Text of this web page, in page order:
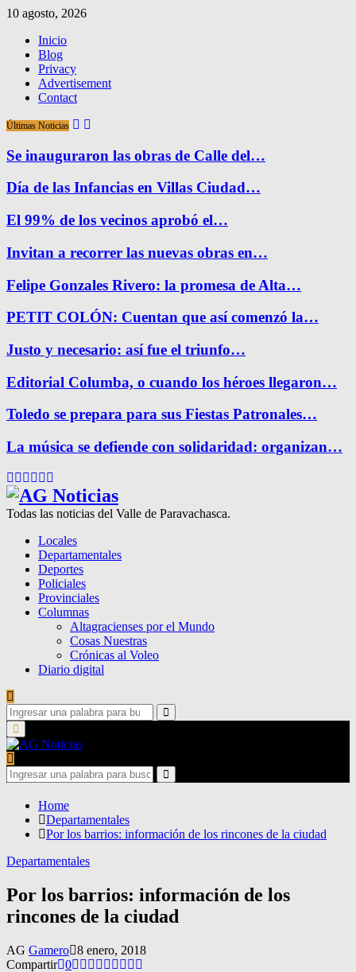
10 agosto, 2026
Inicio
Blog
Privacy
Advertisement
Contact
Últimas Noticias
Se inauguraron las obras de Calle del…
Día de las Infancias en Villas Ciudad…
El 99% de los vecinos aprobó el…
Invitan a recorrer las nuevas obras en…
Felipe Gonzales Rivero: la promesa de Alta…
PETIT COLÓN: Cuentan que así comenzó la…
Justo y necesario: así fue el triunfo…
Editorial Columba, o cuando los héroes llegaron…
Toledo se prepara para sus Fiestas Patronales…
La música se defiende con solidaridad: organizan…
Facebook
Twitter
Instagram
Pinterest
Google
Todas las noticias del Valle de Paravachasca.
Locales
Departamentales
Deportes
Policiales
Provinciales
Columnas
Altagracienses por el Mundo
Cosas Nuestras
Crónicas al Voleo
Diario digital
Search
for:
Search
Primary
Menu
Search
for:
Search
Home
Departamentales
Por los barrios: información de los rincones de la ciudad
Departamentales
Por los barrios: información de los
rincones de la ciudad
AG Gamero 8 enero, 2018
Compartir 0